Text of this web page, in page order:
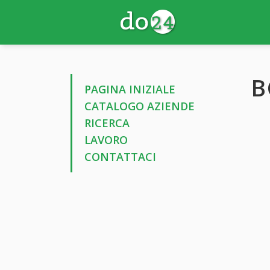
PAGINA INIZIALE
CATALOGO AZIENDE
RICERCA
LAVORO
CONTATTACI